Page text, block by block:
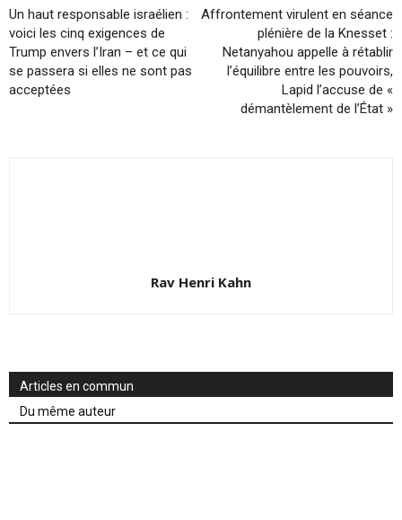
Un haut responsable israélien :
voici les cinq exigences de
Trump envers l’Iran – et ce qui
se passera si elles ne sont pas
acceptées
Affrontement virulent en séance
plénière de la Knesset :
Netanyahou appelle à rétablir
l’équilibre entre les pouvoirs,
Lapid l’accuse de «
démantèlement de l’État »
Rav Henri Kahn
Articles en commun
Du même auteur